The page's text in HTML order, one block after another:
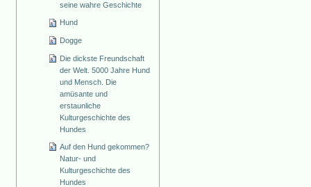
seine wahre Geschichte
Hund
Dogge
Die dickste Freundschaft
der Welt. 5000 Jahre Hund
und Mensch. Die
amüsante und
erstaunliche
Kulturgeschichte des
Hundes
Auf den Hund gekommen?
Natur- und
Kulturgeschichte des
Hundes